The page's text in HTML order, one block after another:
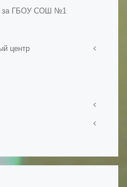
за ГБОУ СОШ №1
центр